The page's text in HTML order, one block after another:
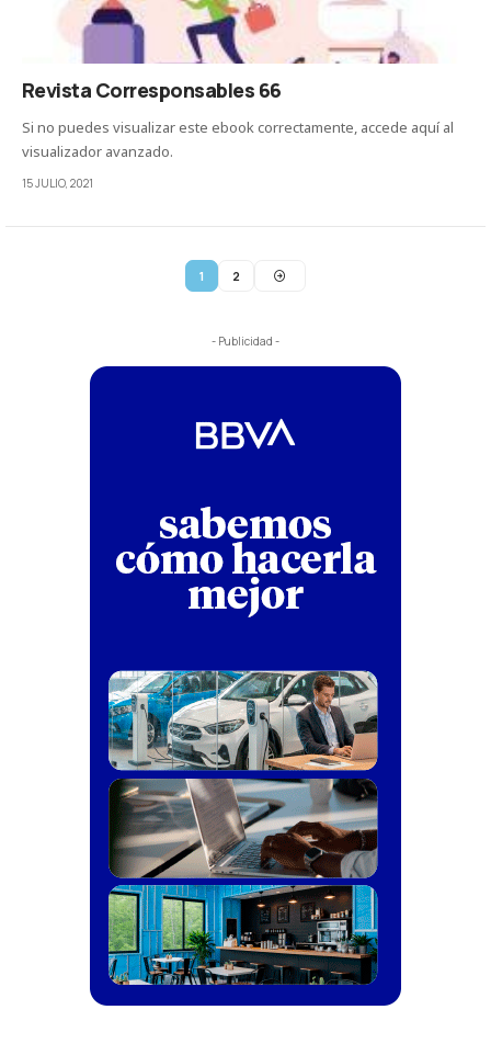
Revista Corresponsables 66
Si no puedes visualizar este ebook correctamente, accede aquí al
visualizador avanzado.
15 JULIO, 2021
1 2
- Publicidad -